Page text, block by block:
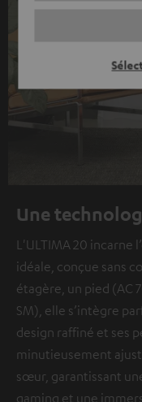
Une
L'ULTIMA 20 incarne
idéale, conçue sans
étagère, un pied (AC
SM), elle s’intègre
design raffiné et ses
minutieusement
sœur, garantissant
gaming et une